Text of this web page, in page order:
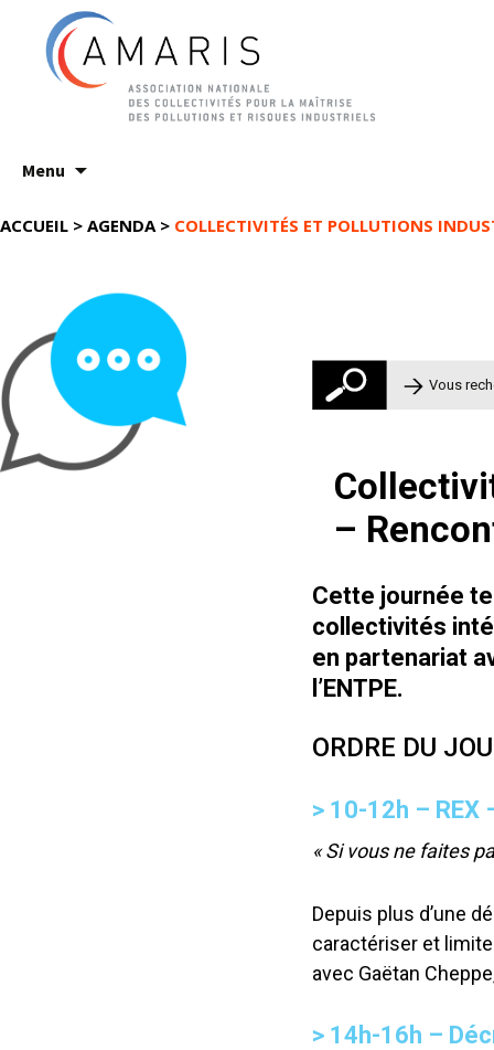
Menu
au
ACCUEIL > AGENDA> COLLECTIVITÉS ET POLLUTIONS
Rechercher
–
Cette journée
collectivités
en partenariat
l’ENTPE.
ORDRE DU
> 10-12h – REX
« Si vous ne faites
Depuis plus d’une
caractériser et
avec Gaëtan
> 14h-16h –